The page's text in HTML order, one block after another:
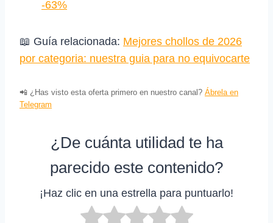
-63%
📖 Guía relacionada: Mejores chollos de 2026
por categoria: nuestra guia para no equivocarte
📲 ¿Has visto esta oferta primero en nuestro canal? Ábrela en
Telegram
¿De cuánta utilidad te ha
parecido este contenido?
¡Haz clic en una estrella para puntuarlo!